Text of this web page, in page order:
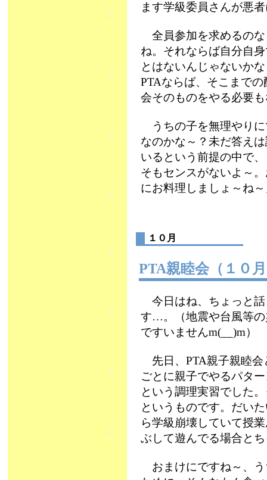
ます学級委員さんが悪
全員参加を求めるのな
ね。それならば自分自
とはないんじゃないか
PTAならば、そこまで
会そのものをやる必要
うちの子を無理やりに
なのかな～？未だ答え
いるという前提の中で
そもセンスがないよ～
にお料理しましょ～ね
１０月
PTA親睦会（１０
今日はね、ちょっと話
す…。（地震や台風等の
ですいませんm(__)m）
先日、PTA親子親睦会
ごとに親子でやるパタ
という調理実習でした
というものです。だい
ら学級崩壊していて授
ぶして遊んでる場合と
おまけにですね～、う